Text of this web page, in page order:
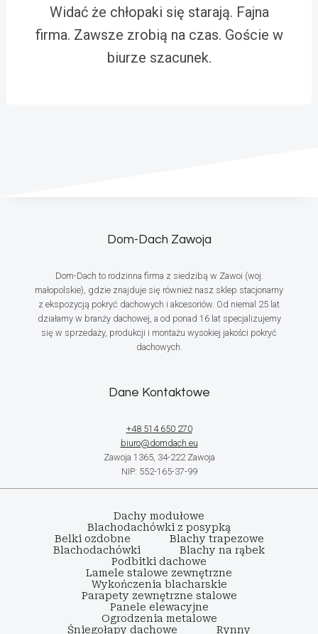
Widać że chłopaki się starają. Fajna
firma. Zawsze zrobią na czas. Goście w
biurze szacunek.
Dom-Dach Zawoja
Dom-Dach to rodzinna firma z siedzibą w Zawoi (woj.
małopolskie), gdzie znajduje się również nasz sklep stacjonarny
z ekspozycją pokryć dachowych i akcesoriów. Od niemal 25 lat
działamy w branży dachowej, a od ponad 16 lat specjalizujemy
się w sprzedaży, produkcji i montażu wysokiej jakości pokryć
dachowych.
Dane Kontaktowe
+48 514 650 270
biuro@domdach.eu
Zawoja 1365, 34-222 Zawoja
NIP: 552-165-37-99
Dachy modułowe
Blachodachówki z posypką
Belki ozdobne
Blachy trapezowe
Blachodachówki
Blachy na rąbek
Podbitki dachowe
Lamele stalowe zewnętrzne
Wykończenia blacharskie
Parapety zewnętrzne stalowe
Panele elewacyjne
Ogrodzenia metalowe
Śniegołapy dachowe
Rynny